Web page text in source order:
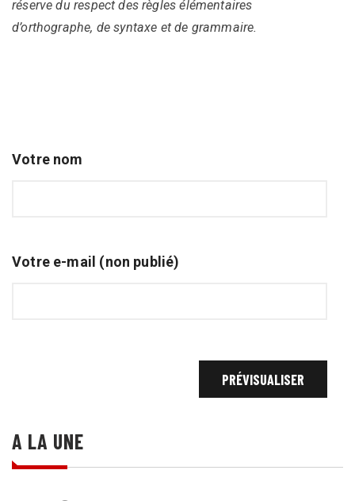
réserve du respect des règles élémentaires
d’orthographe, de syntaxe et de grammaire.
Votre nom
Votre e-mail (non publié)
A LA UNE